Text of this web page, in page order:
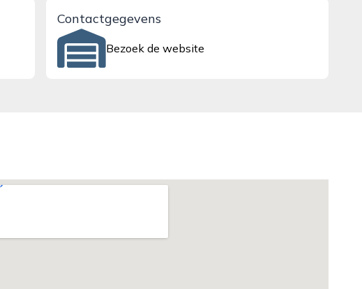
Contactgegevens
Bezoek de website